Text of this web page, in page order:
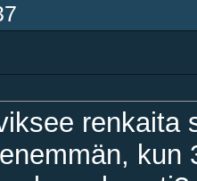
renkaita
kun